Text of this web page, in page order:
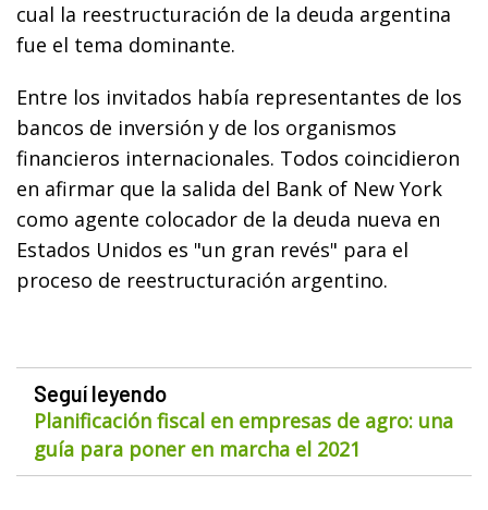
cual la reestructuración de la deuda argentina
fue el tema dominante.
Entre los invitados había representantes de los
bancos de inversión y de los organismos
financieros internacionales. Todos coincidieron
en afirmar que la salida del Bank of New York
como agente colocador de la deuda nueva en
Estados Unidos es "un gran revés" para el
proceso de reestructuración argentino.
Seguí leyendo
Planificación fiscal en empresas de agro: una
guía para poner en marcha el 2021